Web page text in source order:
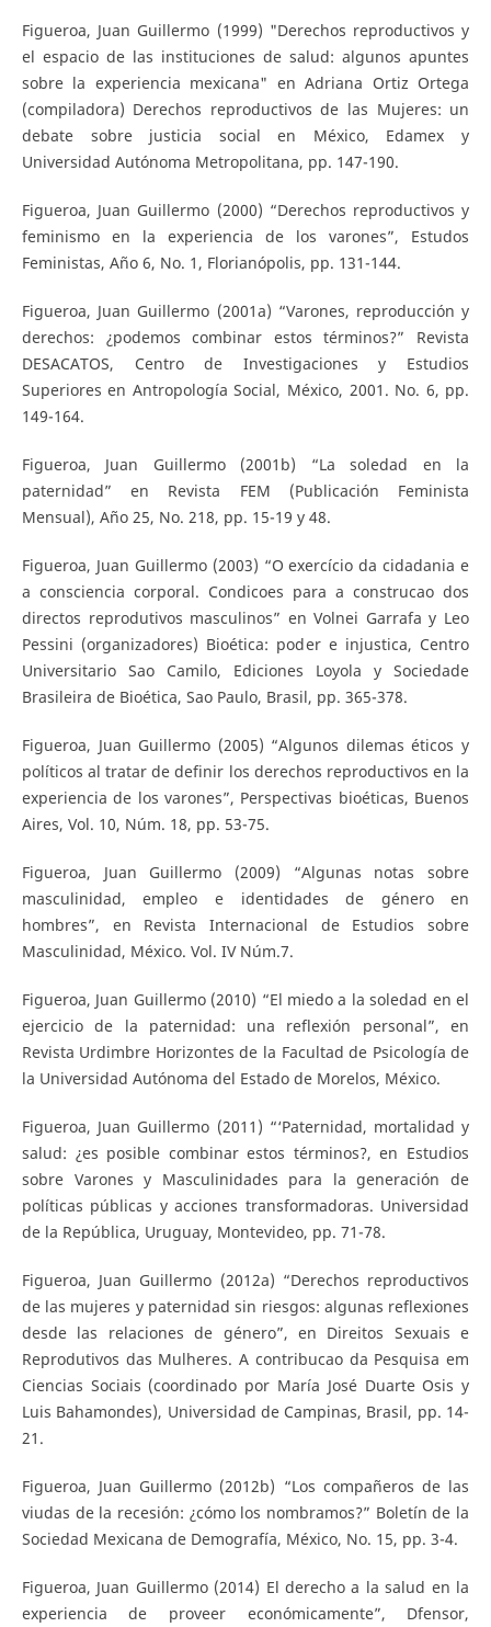
Figueroa, Juan Guillermo (1999) "Derechos reproductivos y
el espacio de las instituciones de salud: algunos apuntes
sobre la experiencia mexicana" en Adriana Ortiz Ortega
(compiladora) Derechos reproductivos de las Mujeres: un
debate sobre justicia social en México, Edamex y
Universidad Autónoma Metropolitana, pp. 147-190.
Figueroa, Juan Guillermo (2000) “Derechos reproductivos y
feminismo en la experiencia de los varones”, Estudos
Feministas, Año 6, No. 1, Florianópolis, pp. 131-144.
Figueroa, Juan Guillermo (2001a) “Varones, reproducción y
derechos: ¿podemos combinar estos términos?” Revista
DESACATOS, Centro de Investigaciones y Estudios
Superiores en Antropología Social, México, 2001. No. 6, pp.
149-164.
Figueroa, Juan Guillermo (2001b) “La soledad en la
paternidad” en Revista FEM (Publicación Feminista
Mensual), Año 25, No. 218, pp. 15-19 y 48.
Figueroa, Juan Guillermo (2003) “O exercício da cidadania e
a consciencia corporal. Condicoes para a construcao dos
directos reprodutivos masculinos” en Volnei Garrafa y Leo
Pessini (organizadores) Bioética: poder e injustica, Centro
Universitario Sao Camilo, Ediciones Loyola y Sociedade
Brasileira de Bioética, Sao Paulo, Brasil, pp. 365-378.
Figueroa, Juan Guillermo (2005) “Algunos dilemas éticos y
políticos al tratar de definir los derechos reproductivos en la
experiencia de los varones”, Perspectivas bioéticas, Buenos
Aires, Vol. 10, Núm. 18, pp. 53-75.
Figueroa, Juan Guillermo (2009) “Algunas notas sobre
masculinidad, empleo e identidades de género en
hombres”, en Revista Internacional de Estudios sobre
Masculinidad, México. Vol. IV Núm.7.
Figueroa, Juan Guillermo (2010) “El miedo a la soledad en el
ejercicio de la paternidad: una reflexión personal”, en
Revista Urdimbre Horizontes de la Facultad de Psicología de
la Universidad Autónoma del Estado de Morelos, México.
Figueroa, Juan Guillermo (2011) “‘Paternidad, mortalidad y
salud: ¿es posible combinar estos términos?, en Estudios
sobre Varones y Masculinidades para la generación de
políticas públicas y acciones transformadoras. Universidad
de la República, Uruguay, Montevideo, pp. 71-78.
Figueroa, Juan Guillermo (2012a) “Derechos reproductivos
de las mujeres y paternidad sin riesgos: algunas reflexiones
desde las relaciones de género”, en Direitos Sexuais e
Reprodutivos das Mulheres. A contribucao da Pesquisa em
Ciencias Sociais (coordinado por María José Duarte Osis y
Luis Bahamondes), Universidad de Campinas, Brasil, pp. 14-
21.
Figueroa, Juan Guillermo (2012b) “Los compañeros de las
viudas de la recesión: ¿cómo los nombramos?” Boletín de la
Sociedad Mexicana de Demografía, México, No. 15, pp. 3-4.
Figueroa, Juan Guillermo (2014) El derecho a la salud en la
experiencia de proveer económicamente”, Dfensor,